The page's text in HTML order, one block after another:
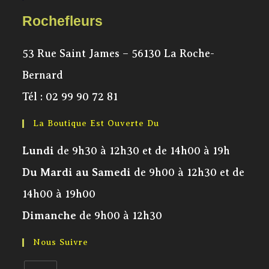
Rochefleurs
53 Rue Saint James – 56130 La Roche-
Bernard
Tél : 02 99 90 72 81
La Boutique Est Ouverte Du
Lundi de 9h30 à 12h30 et de 14h00 à 19h
Du Mardi au Samedi de 9h00 à 12h30 et de
14h00 à 19h00
Dimanche de 9h00 à 12h30
Nous Suivre